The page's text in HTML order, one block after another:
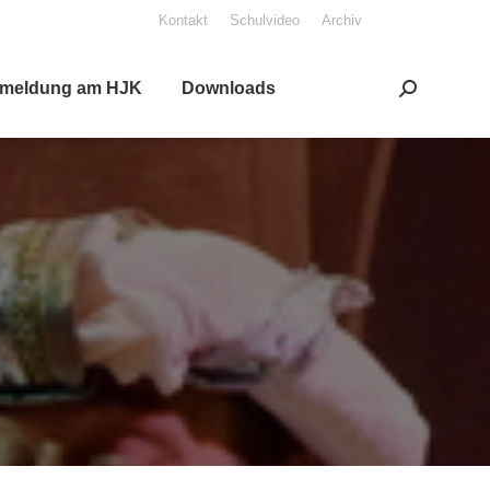
Kon­takt Schul­vi­deo Archiv
am HJK Down­loads Search: